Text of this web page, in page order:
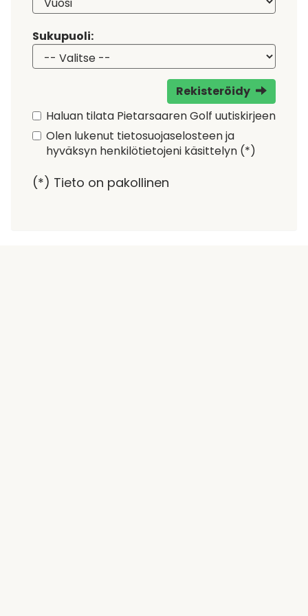
Sukupuoli:
Rekisteröidy
Haluan tilata Pietarsaaren Golf uutiskirjeen
Olen lukenut tietosuojaselosteenja
hyväksyn henkilötietojeni käsittelyn (*)
(*) Tieto on pakollinen